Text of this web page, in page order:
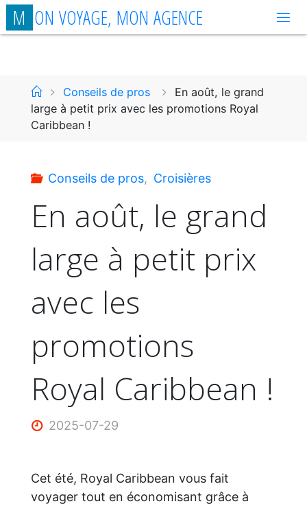
Aller
auM ON VOYAGE, MON AGENCE
AccueilConseils de pros
En août, le grand
large à petit prix avec les promotions Royal
Caribbean !
Conseils de pros, Croisières
En août, le grand
large à petit prix
avec les
promotions
Royal Caribbean !
2025-07-29
Cet été, Royal Caribbean vous fait
voyager tout en économisant grâce à